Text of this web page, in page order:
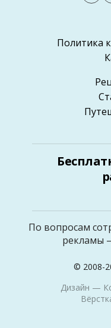
Политика
По вопросам
рекламы
© 2008-
Дизайн —